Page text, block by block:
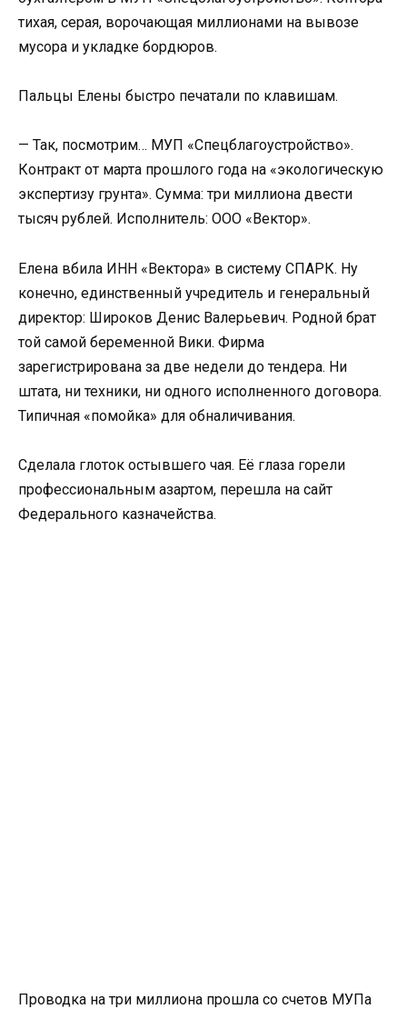
тихая, серая, ворочающая миллионами на вывозе
мусора и укладке бордюров.
Пальцы Елены быстро печатали по клавишам.
— Так, посмотрим… МУП «Спецблагоустройство».
Контракт от марта прошлого года на «экологическую
экспертизу грунта». Сумма: три миллиона двести
тысяч рублей. Исполнитель: ООО «Вектор».
Елена вбила ИНН «Вектора» в систему СПАРК. Ну
конечно, единственный учредитель и генеральный
директор: Широков Денис Валерьевич. Родной брат
той самой беременной Вики. Фирма
зарегистрирована за две недели до тендера. Ни
штата, ни техники, ни одного исполненного договора.
Типичная «помойка» для обналичивания.
Сделала глоток остывшего чая. Её глаза горели
профессиональным азартом, перешла на сайт
Федерального казначейства.
Проводка на три миллиона прошла со счетов МУПа